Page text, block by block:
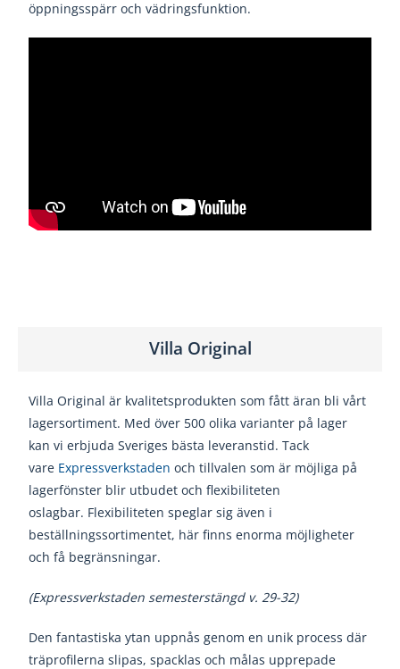
öppningsspärr och vädringsfunktion.
Villa Original
Villa Original är kvalitetsprodukten som fått äran bli vårt
lagersortiment. Med över 500 olika varianter på lager
kan vi erbjuda Sveriges bästa leveranstid. Tack
vare Expressverkstaden och tillvalen som är möjliga på
lagerfönster blir utbudet och flexibiliteten
oslagbar. Flexibiliteten speglar sig även i
beställningssortimentet, här finns enorma möjligheter
och få begränsningar.
(Expressverkstaden semesterstängd v. 29-32)
Den fantastiska ytan uppnås genom en unik process där
träprofilerna slipas, spacklas och målas upprepade